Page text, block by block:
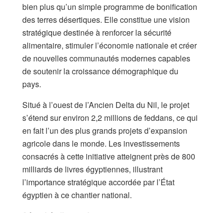
bien plus qu’un simple programme de bonification
des terres désertiques. Elle constitue une vision
stratégique destinée à renforcer la sécurité
alimentaire, stimuler l’économie nationale et créer
de nouvelles communautés modernes capables
de soutenir la croissance démographique du
pays.
Situé à l’ouest de l’Ancien Delta du Nil, le projet
s’étend sur environ 2,2 millions de feddans, ce qui
en fait l’un des plus grands projets d’expansion
agricole dans le monde. Les investissements
consacrés à cette initiative atteignent près de 800
milliards de livres égyptiennes, illustrant
l’importance stratégique accordée par l’État
égyptien à ce chantier national.